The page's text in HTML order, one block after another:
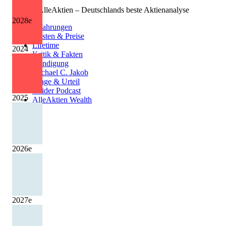
2028e
2024
2025
2026e
2027e
AlleAktien – Deutschlands beste Aktienanalyse
Erfahrungen
Kosten & Preise
Lifetime
Kritik & Fakten
Kündigung
Michael C. Jakob
Klage & Urteil
Insider Podcast
AlleAktien Wealth